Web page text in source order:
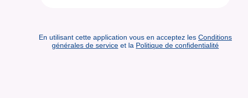
En utilisant cette application vous en acceptez les Conditions
générales de service et la Politique de confidentialité